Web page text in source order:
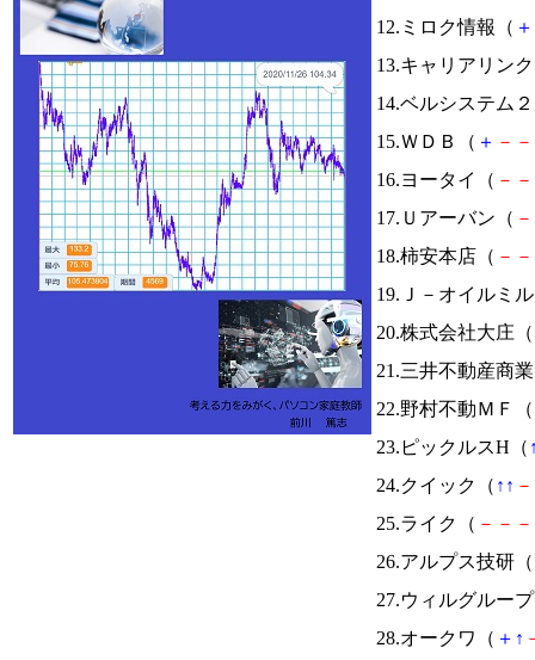
12.ミロク情報（ ＋
13.キャリアリン
14.ベルシステム
15.ＷＤＢ（ ＋ － －
16.ヨータイ（ － －
17.Ｕアーバン（ －
18.柿安本店（ － －
19.Ｊ－オイルミ
20.株式会社大庄（
21.三井不動産商
22.野村不動ＭＦ（
23.ピックルスH（
24.クイック（ ↑ ↑ －
25.ライク（ － － －
26.アルプス技研（
27.ウィルグルー
28.オークワ（ ＋ ↑